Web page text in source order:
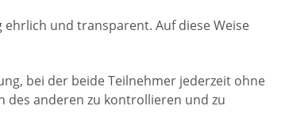
und transparent. Auf diese Weise
bei der beide Teilnehmer jederzeit ohne
des anderen zu kontrollieren und zu